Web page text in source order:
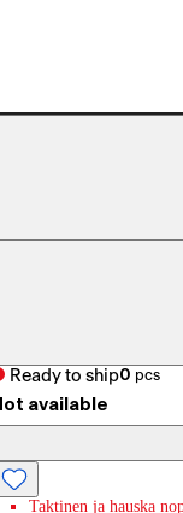
Ready to ship0 pcs
available
Taktinen ja hauska